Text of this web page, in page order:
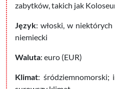
zabytków, takich jak
Język: włoski, w
niemiecki
Waluta: euro (EUR)
Klimat: śródziemnomorski;